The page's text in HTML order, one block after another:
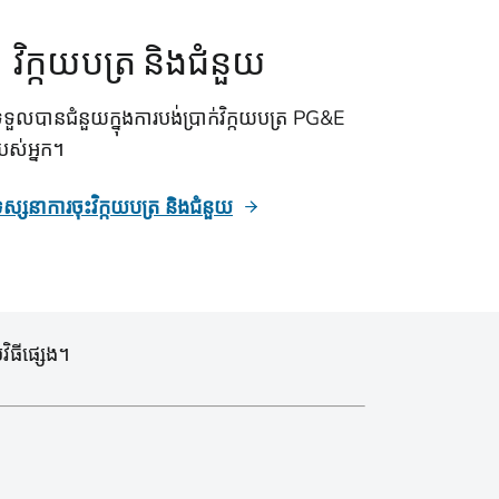
វិក្កយបត្រ និងជំនួយ
លបានជំនួយក្នុងការបង់ប្រាក់វិក្កយបត្រ PG&E
ស់អ្នក។
សនាការចុះវិក្កយបត្រ និងជំនួយ
ធីផ្សេង។